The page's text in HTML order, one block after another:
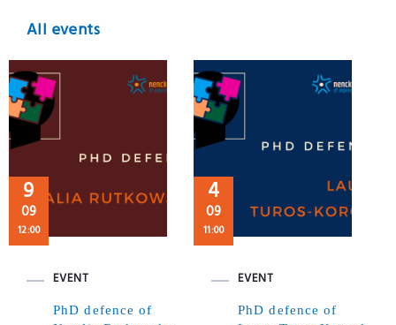
All events
9
09
12:00
EVENT
PhD defence of
4
09
11:00
EVENT
PhD defence of